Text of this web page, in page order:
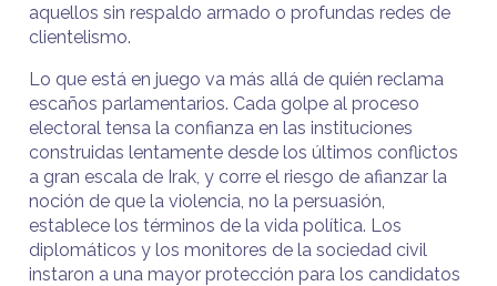
aquellos sin respaldo armado o profundas redes de
clientelismo.
Lo que está en juego va más allá de quién reclama
escaños parlamentarios. Cada golpe al proceso
electoral tensa la confianza en las instituciones
construidas lentamente desde los últimos conflictos
a gran escala de Irak, y corre el riesgo de afianzar la
noción de que la violencia, no la persuasión,
establece los términos de la vida política. Los
diplomáticos y los monitores de la sociedad civil
instaron a una mayor protección para los candidatos